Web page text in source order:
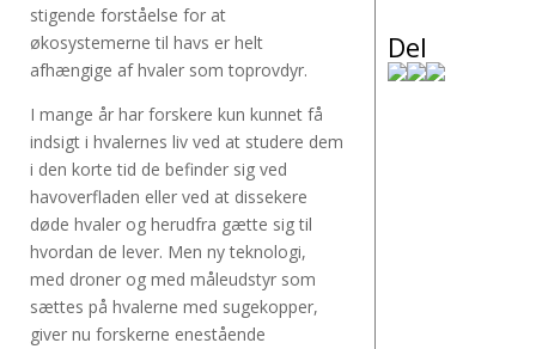
stigende forståelse for at
økosystemerne til havs er helt
afhængige af hvaler som toprovdyr.
I mange år har forskere kun kunnet få
indsigt i hvalernes liv ved at studere dem
i den korte tid de befinder sig ved
havoverfladen eller ved at dissekere
døde hvaler og herudfra gætte sig til
hvordan de lever. Men ny teknologi,
med droner og med måleudstyr som
sættes på hvalerne med sugekopper,
giver nu forskerne enestående
Del